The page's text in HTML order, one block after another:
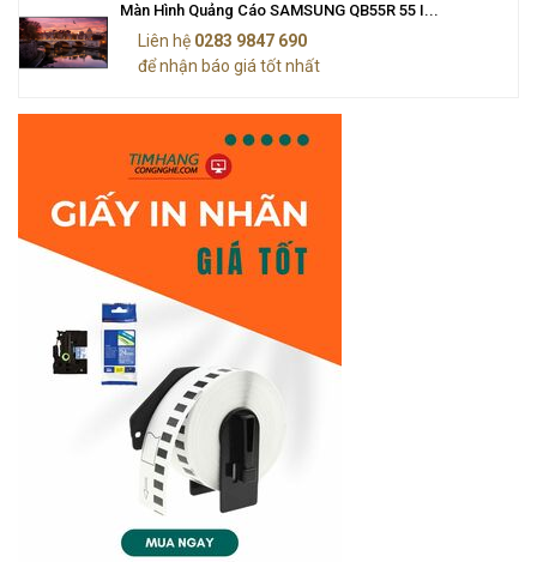
Màn Hình Quảng Cáo SAMSUNG QB55R 55 I...
Liên hệ 0283 9847 690
để nhận báo giá tốt nhất